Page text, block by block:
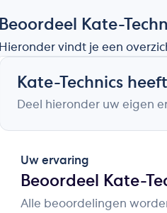
Beoordeel Kate-
Hieronder vindt je een
Kate-Technics
Deel hieronder uw eigen
Uw ervaring
Beoordeel Kate-
Alle beoordelingen